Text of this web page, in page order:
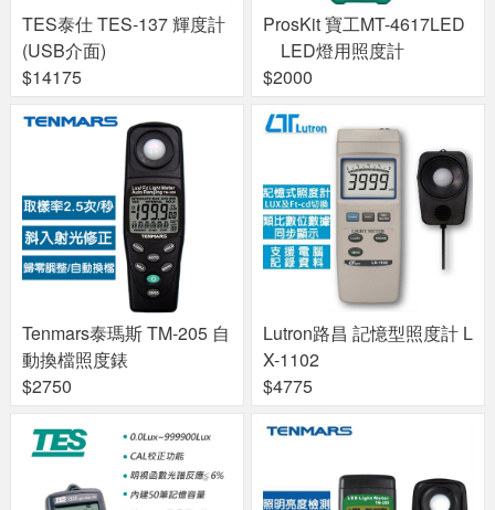
TES泰仕 TES-137 輝度計
(USB介面)
$14175
ProsKit 寶工MT-4617LED
LED燈用照度計
$2000
Tenmars泰瑪斯 TM-205 自
動換檔照度錶
$2750
Lutron路昌 記憶型照度計 L
X-1102
$4775